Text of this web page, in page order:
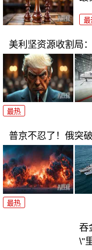
最
美利坚资源收割局
最热
普京不忍了！俄突
最热
吞
\"